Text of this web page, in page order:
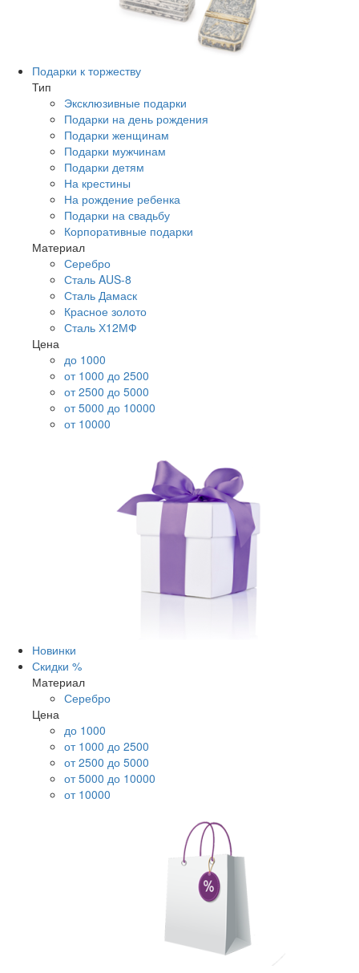
Подарки к торжеству
Тип
Эксклюзивные подарки
Подарки на день рождения
Подарки женщинам
Подарки мужчинам
Подарки детям
На крестины
На рождение ребенка
Подарки на свадьбу
Корпоративные подарки
Материал
Серебро
Сталь AUS-8
Сталь Дамаск
Красное золото
Сталь Х12МФ
Цена
до 1000
от 1000 до 2500
от 2500 до 5000
от 5000 до 10000
от 10000
Новинки
Скидки %
Материал
Серебро
Цена
до 1000
от 1000 до 2500
от 2500 до 5000
от 5000 до 10000
от 10000